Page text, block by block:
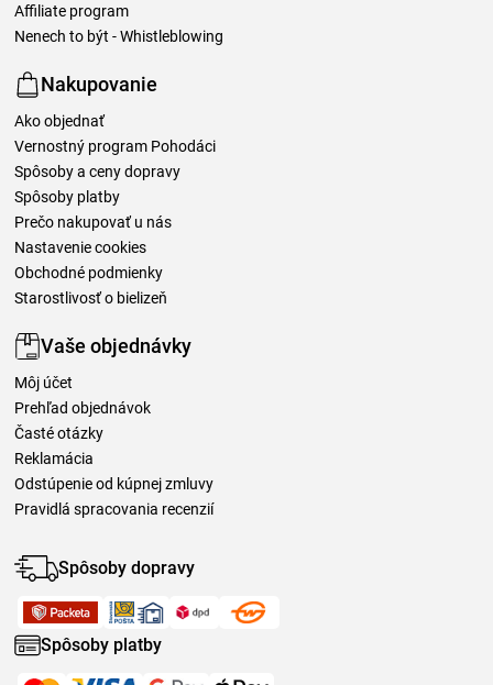
Affiliate program
Nenech to být - Whistleblowing
Nakupovanie
Ako objednať
Vernostný program Pohodáci
Spôsoby a ceny dopravy
Spôsoby platby
Prečo nakupovať u nás
Nastavenie cookies
Obchodné podmienky
Starostlivosť o bielizeň
Vaše objednávky
Môj účet
Prehľad objednávok
Časté otázky
Reklamácia
Odstúpenie od kúpnej zmluvy
Pravidlá spracovania recenzií
Spôsoby dopravy
Spôsoby platby